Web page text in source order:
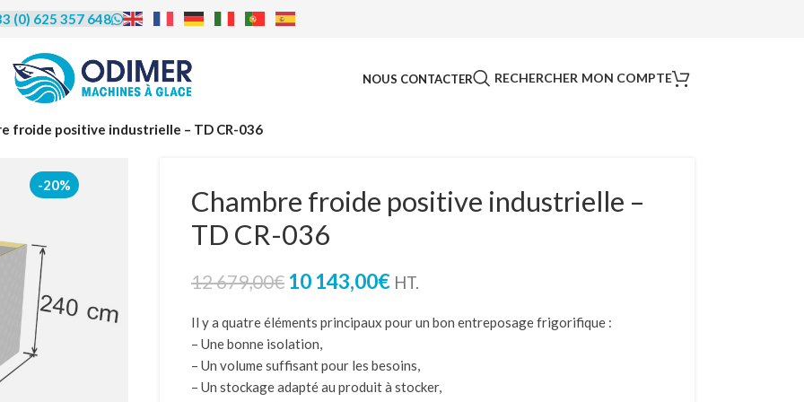
| Leasing |
LOA
proposons de vous accompagner
le crédit bail (leasing) et
avec option d’achat (LOA).
de cet accompagnement et en
les modalités, contactez-nous
par téléphone au 06 25 35 76 48.
(0) 625 357 648
NOUS CONTACTER RECHERCHER MON COMPTE
froide positive industrielle – TD CR-036
-20%
Chambre froide positive industrielle –
TD CR-036
12 679,00€ 10 143,00€ HT.
Il y a quatre éléments principaux pour un bon entreposage frigorifique :
– Une bonne isolation,
– Un volume suffisant pour les besoins,
– Un stockage adapté au produit à stocker,